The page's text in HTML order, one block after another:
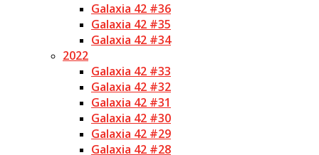
Galaxia 42 #36
Galaxia 42 #35
Galaxia 42 #34
2022
Galaxia 42 #33
Galaxia 42 #32
Galaxia 42 #31
Galaxia 42 #30
Galaxia 42 #29
Galaxia 42 #28